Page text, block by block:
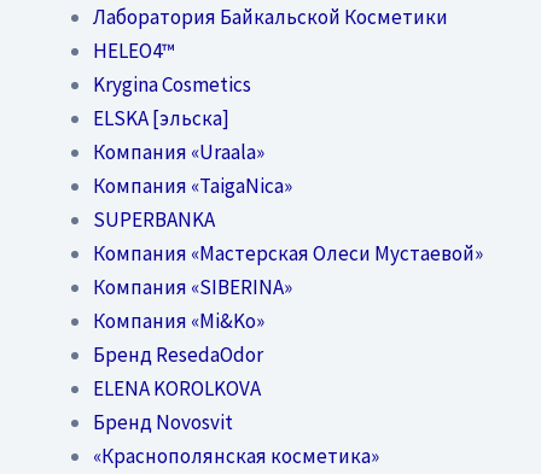
Лаборатория Байкальской Косметики
HELEO4™
Krygina Cosmetics
ELSKA [эльска]
Компания «Uraala»
Компания «TaigaNica»
SUPERBANKA
Компания «Мастерская Олеси Мустаевой»
Компания «SIBERINA»
Компания «Mi&Ko»
Бренд ResedaOdor
ELENA KOROLKOVA
Бренд Novosvit
«Краснополянская косметика»